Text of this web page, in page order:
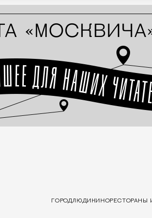
ГОРОДЛЮДИ КИНОРЕСТОРАНЫ